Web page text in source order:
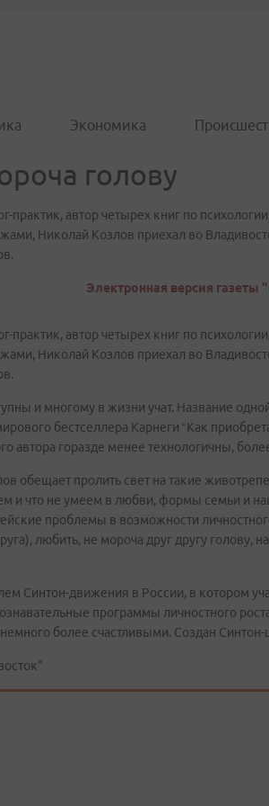
Экономика
голову
практик, автор четырех книг по
Николай Козлов приехал во
Электронная версия
практик, автор четырех книг по
Николай Козлов приехал во
и многому в жизни учат. Название
бестселлера Карнеги “Как
автора горазде менее технологичны,
обещает пролить свет на такие
и что не умеем в любви, формы семьи и
проблемы в возможности
любить, не мороча друг другу голову,
Синтон-движения в России, в котором
программы личностного
более счастливыми. Создан Синтон-